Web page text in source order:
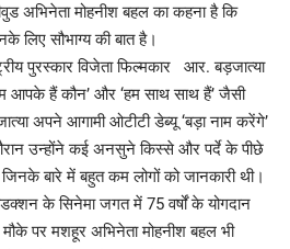
अभिनेता मोहनीश बहल का कहना है कि
लिए सौभाग्य की बात है।
पुरस्कार विजेता फिल्मकार आर. बड़जात्या
आपके हैं कौन’ और ‘हम साथ साथ हैं’ जैसी
अपने आगामी ओटीटी डेब्यू ‘बड़ा नाम करेंगे’
उन्होंने कई अनसुने किस्से और पर्दे के पीछे
बारे में बहुत कम लोगों को जानकारी थी।
के सिनेमा जगत में 75 वर्षों के योगदान
पर मशहूर अभिनेता मोहनीश बहल भी